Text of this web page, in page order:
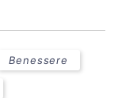
Benessere